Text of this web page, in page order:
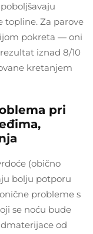
topline. Za parove
pokreta — oni
iznad 8/10
kretanjem
pri
(obično
bolju potporu
probleme s
se noću bude
od